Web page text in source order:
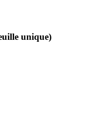
unique)